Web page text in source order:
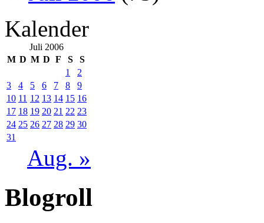
Kalender
Juli 2006
M D M D F S
S
1
2
3
4 5 6 7 8
9
10 11 12 13 14 15 16
17 18 19 20 21 22 23
24 25 26 27 28 29 30
31
Aug. »
Blogroll